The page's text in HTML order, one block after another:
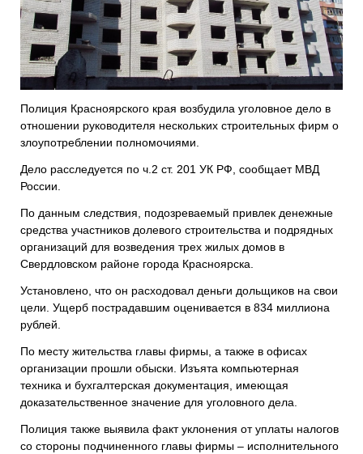
Полиция Красноярского края возбудила уголовное дело в
отношении руководителя нескольких строительных фирм о
злоупотреблении полномочиями.
Дело расследуется по ч.2 ст. 201 УК РФ, сообщает МВД
России.
По данным следствия, подозреваемый привлек денежные
средства участников долевого строительства и подрядных
организаций для возведения трех жилых домов в
Свердловском районе города Красноярска.
Установлено, что он расходовал деньги дольщиков на свои
цели. Ущерб пострадавшим оценивается в 834 миллиона
рублей.
По месту жительства главы фирмы, а также в офисах
организации прошли обыски. Изъята компьютерная
техника и бухгалтерская документация, имеющая
доказательственное значение для уголовного дела.
Полиция также выявила факт уклонения от уплаты налогов
со стороны подчиненного главы фирмы – исполнительного